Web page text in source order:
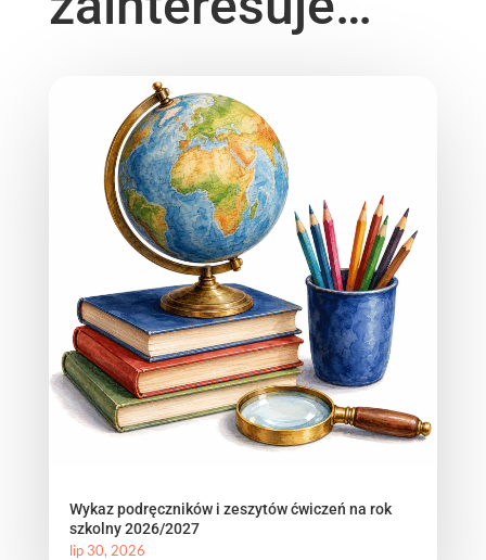
Wykaz podręczników i zeszytów ćwiczeń na rok
szkolny 2026/2027
lip 30, 2026